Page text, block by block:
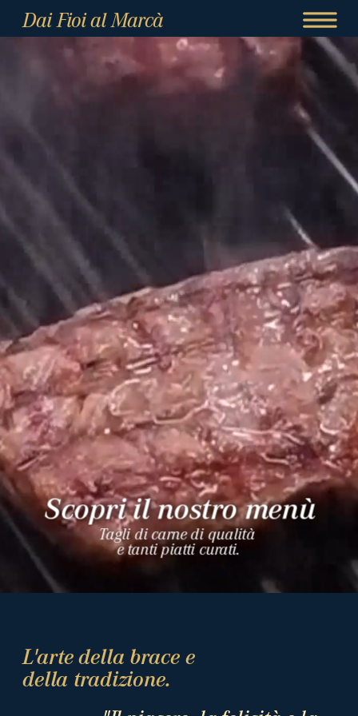
L'arte della brace e
della tradizione.
Scopri il nostro menù
Tagli di carne di qualità
e tanti piatti curati.
Dai Fioi al Marcà